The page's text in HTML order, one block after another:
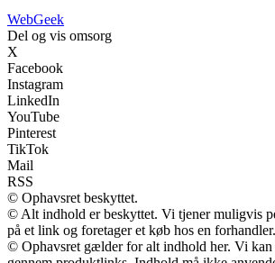
WebGeek
Del og vis omsorg
X
Facebook
Instagram
LinkedIn
YouTube
Pinterest
TikTok
Mail
RSS
© Ophavsret beskyttet.
© Alt indhold er beskyttet. Vi tjener muligvis
på et link og foretager et køb hos en forhandler.
© Ophavsret gælder for alt indhold her. Vi kan